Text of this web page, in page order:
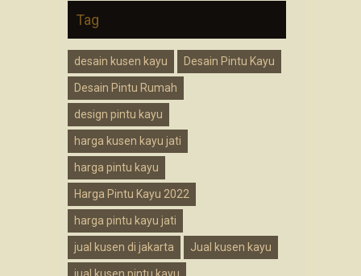
Tag
desain kusen kayu Desain Pintu Kayu
Desain Pintu Rumah
design pintu kayu
harga kusen kayu jati
harga pintu kayu
Harga Pintu Kayu 2022
harga pintu kayu jati
jual kusen di jakarta Jual kusen kayu